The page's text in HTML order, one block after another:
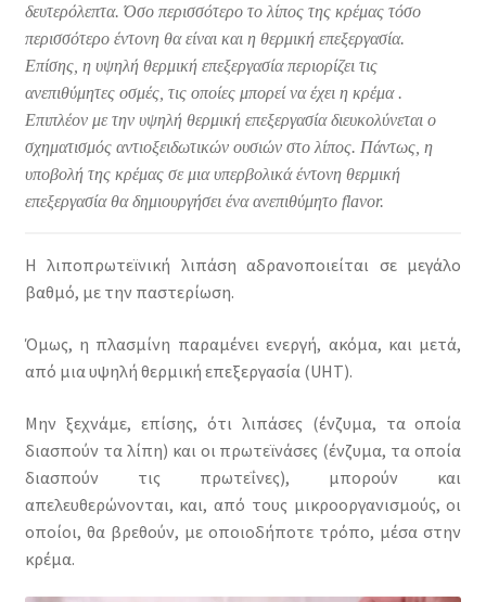
δευτερόλεπτα. Όσο περισσότερο το λίπος της κρέμας τόσο
περισσότερο έντονη θα είναι και η θερμική επεξεργασία.
Επίσης, η υψηλή θερμική επεξεργασία περιορίζει τις
ανεπιθύμητες οσμές, τις οποίες μπορεί να έχει η κρέμα .
Επιπλέον με την υψηλή θερμική επεξεργασία διευκολύνεται ο
σχηματισμός αντιοξειδωτικών ουσιών στο λίπος. Πάντως, η
υποβολή της κρέμας σε μια υπερβολικά έντονη θερμική
επεξεργασία θα δημιουργήσει ένα ανεπιθύμητο flavor.
Η λιποπρωτεϊνική λιπάση αδρανοποιείται σε μεγάλο
βαθμό, με την παστερίωση.
Όμως, η πλασμίνη παραμένει ενεργή, ακόμα, και μετά,
από μια υψηλή θερμική επεξεργασία (UHT).
Μην ξεχνάμε, επίσης, ότι λιπάσες (ένζυμα, τα οποία
διασπούν τα λίπη) και οι πρωτεϊνάσες (ένζυμα, τα οποία
διασπούν τις πρωτεΐνες), μπορούν και
απελευθερώνονται, και, από τους μικροοργανισμούς, οι
οποίοι, θα βρεθούν, με οποιοδήποτε τρόπο, μέσα στην
κρέμα.